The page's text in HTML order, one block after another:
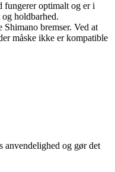
fungerer optimalt og er i
holdbarhed.
bremser. Ved at
måske ikke er kompatible
anvendelighed og gør det